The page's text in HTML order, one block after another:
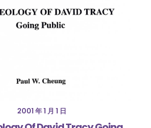
2001 年 1 月 1 日